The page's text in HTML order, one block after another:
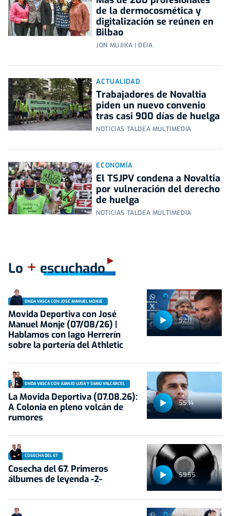
de la dermocosmética y
digitalización se reúnen en
Bilbao
JON MUJIKA | DEIA
ACTUALIDAD
Trabajadores de Novaltia
piden un nuevo convenio
tras casi 900 días de huelga
NOTICIAS TALDEA MULTIMEDIA
ECONOMÍA
El TSJPV condena a Novaltia
por vulneración del derecho
de huelga
NOTICIAS TALDEA MULTIMEDIA
Lo + escuchado
52:11
ONDA VASCA CON JOSÉ MANUEL MONJE
Movida Deportiva con José
Manuel Monje (07/08/26) |
Hablamos con Iago Herrerín
sobre la portería del Athletic
55:14
ONDA VASCA CON JUANJO LUSA Y SAMU VALCÁRCEL
La Movida Deportiva (07.08.26):
A Colonia en pleno volcán de
rumores
59:55
COSECHA DEL 67
Cosecha del 67. Primeros
álbumes de leyenda -2-